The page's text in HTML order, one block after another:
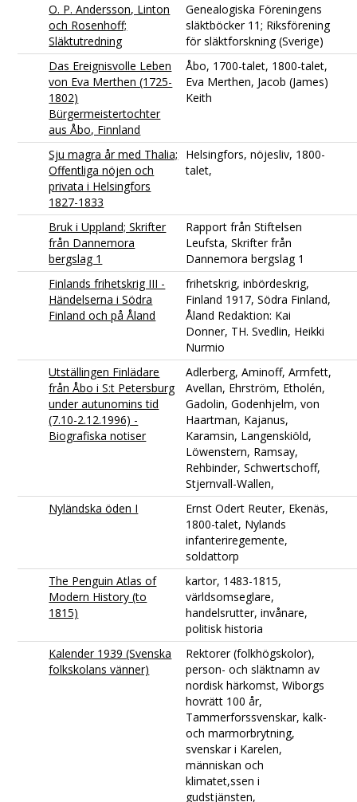
O. P. Andersson, Linton
och Rosenhoff;
Släktutredning
Genealogiska Föreningens
släktböcker 11; Riksförening
för släktforskning (Sverige)
Das Ereignisvolle Leben
von Eva Merthen (1725-
1802)
Bürgermeistertochter
aus Åbo, Finnland
Åbo, 1700-talet, 1800-talet,
Eva Merthen, Jacob (James)
Keith
Sju magra år med Thalia;
Offentliga nöjen och
privata i Helsingfors
1827-1833
Helsingfors, nöjesliv, 1800-
talet,
Bruk i Uppland; Skrifter
från Dannemora
bergslag 1
Rapport från Stiftelsen
Leufsta, Skrifter från
Dannemora bergslag 1
Finlands frihetskrig III -
Händelserna i Södra
Finland och på Åland
frihetskrig, inbördeskrig,
Finland 1917, Södra Finland,
Åland Redaktion: Kai
Donner, TH. Svedlin, Heikki
Nurmio
Utställingen Finlädare
från Åbo i S:t Petersburg
under autunomins tid
(7.10-2.12.1996) -
Biografiska notiser
Adlerberg, Aminoff, Armfett,
Avellan, Ehrström, Etholén,
Gadolin, Godenhjelm, von
Haartman, Kajanus,
Karamsin, Langenskiöld,
Löwenstern, Ramsay,
Rehbinder, Schwertschoff,
Stjernvall-Wallen,
Nyländska öden I
Ernst Odert Reuter, Ekenäs,
1800-talet, Nylands
infanteriregemente,
soldattorp
The Penguin Atlas of
Modern History (to
1815)
kartor, 1483-1815,
världsomseglare,
handelsrutter, invånare,
politisk historia
Kalender 1939 (Svenska
folkskolans vänner)
Rektorer (folkhögskolor),
person- och släktnamn av
nordisk härkomst, Wiborgs
hovrätt 100 år,
Tammerforssvenskar, kalk-
och marmorbrytning,
svenskar i Karelen,
människan och
klimatet,ssen i
gudstjänsten,